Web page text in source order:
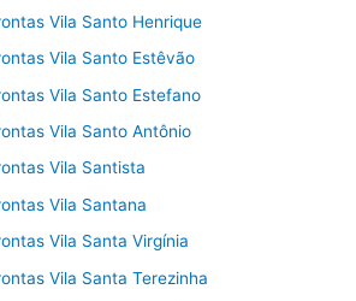
Vila Santo Henrique
Vila Santo Estêvão
Vila Santo Estefano
Vila Santo Antônio
Vila Santista
Vila Santana
Vila Santa Virgínia
Vila Santa Terezinha